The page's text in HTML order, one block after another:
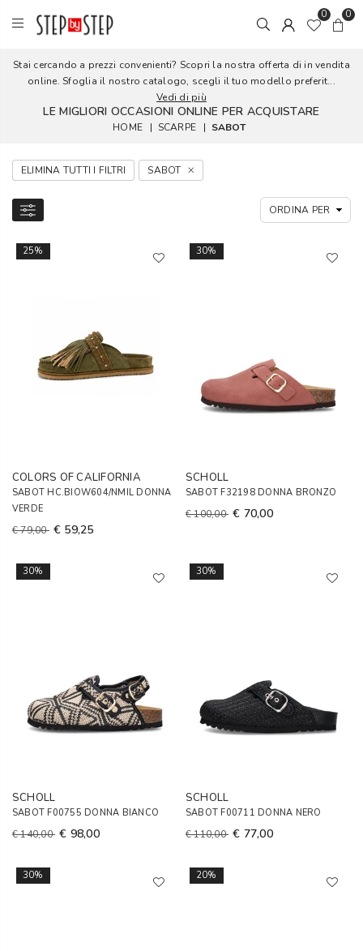
0 0
Stai cercando a prezzi convenienti? Scopri la nostra offerta di in vendita
online. Sfoglia il nostro catalogo, scegli il tuo modello preferit...
Vedi di più
LE MIGLIORI OCCASIONI ONLINE PER ACQUISTARE
HOME | SCARPE | SABOT
ELIMINA TUTTI I FILTRI SABOT
25%
COLORS OF CALIFORNIA
SABOT HC.BIOW604/NMIL DONNA
VERDE
€ 79,00 € 59,25
30%
SCHOLL
SABOT F32198 DONNA BRONZO
€ 100,00 € 70,00
30%
SCHOLL
SABOT F00755 DONNA BIANCO
€ 140,00 € 98,00
30%
SCHOLL
SABOT F00711 DONNA NERO
€ 110,00 € 77,00
30% 20%